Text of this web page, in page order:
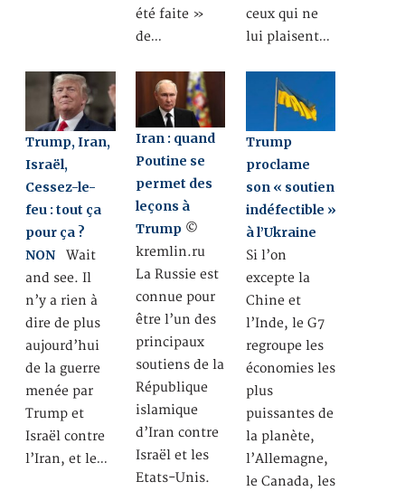
été faite »
de…
ceux qui ne
lui plaisent…
Trump, Iran,
Israël,
Cessez-le-
feu : tout ça
pour ça ?
NON Wait
and see. Il
n’y a rien à
dire de plus
aujourd’hui
de la guerre
menée par
Trump et
Israël contre
l’Iran, et le…
Iran : quand
Poutine se
permet des
leçons à
Trump ©
kremlin.ru
La Russie est
connue pour
être l’un des
principaux
soutiens de la
République
islamique
d’Iran contre
Israël et les
Etats-Unis.
Trump
proclame
son « soutien
indéfectible »
à l’Ukraine
Si l’on
excepte la
Chine et
l’Inde, le G7
regroupe les
économies les
plus
puissantes de
la planète,
l’Allemagne,
le Canada, les